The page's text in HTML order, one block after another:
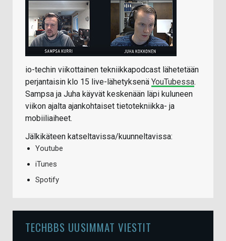
io-techin viikottainen tekniikkapodcast lähetetään
perjantaisin klo 15 live-lähetyksenä YouTubessa.
Sampsa ja Juha käyvät keskenään läpi kuluneen
viikon ajalta ajankohtaiset tietotekniikka- ja
mobiiliaiheet.
Jälkikäteen katseltavissa/kuunneltavissa:
Youtube
iTunes
Spotify
TECHBBS UUSIMMAT VIESTIT